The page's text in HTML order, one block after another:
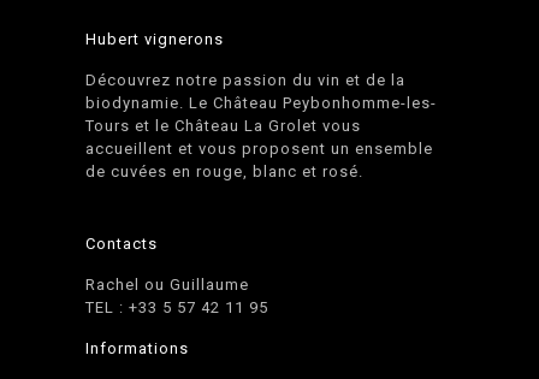
Hubert vignerons
Découvrez notre passion du vin et de la
biodynamie. Le Château Peybonhomme-les-
Tours et le Château La Grolet vous
accueillent et vous proposent un ensemble
de cuvées en rouge, blanc et rosé.
Contacts
Rachel ou Guillaume
TEL : +33 5 57 42 11 95
Informations